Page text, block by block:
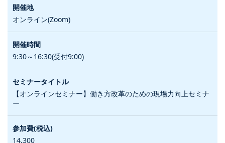
オンライン(Zoom)
9:30～16:30(受付9:00)
【オンラインセミナー】働き方改革のための現場力向上セミナ
ー
14,300